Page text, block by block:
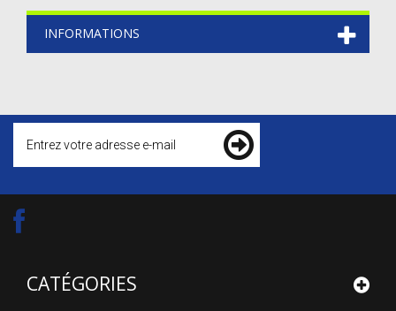
INFORMATIONS
CATÉGORIES